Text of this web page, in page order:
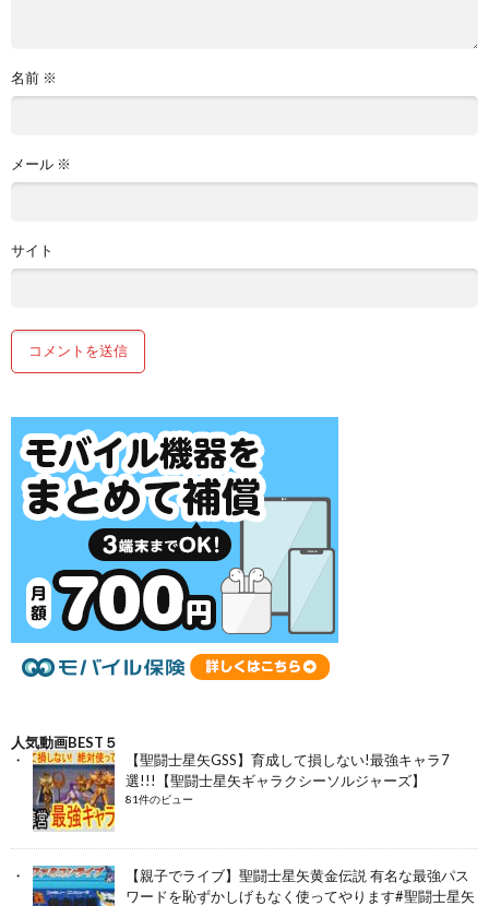
名前 ※
メール ※
サイト
人気動画BEST５
【聖闘士星矢GSS】育成して損しない!最強キャラ7
選!!!【聖闘士星矢ギャラクシーソルジャーズ】
81件のビュー
【親子でライブ】聖闘士星矢黄金伝説 有名な最強パス
ワードを恥ずかしげもなく使ってやります#聖闘士星矢